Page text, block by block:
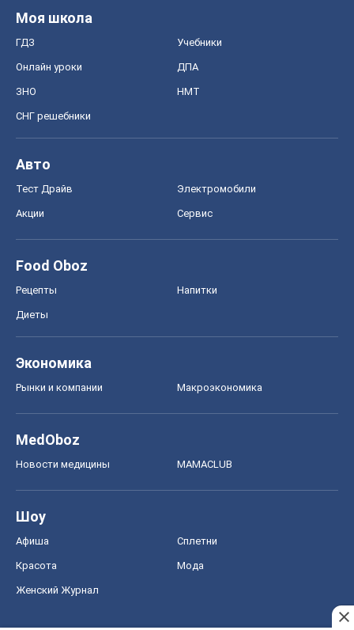
Моя школа
ГДЗ Учебники
Онлайн уроки ДПА
ЗНО НМТ
СНГ решебники
Авто
Тест Драйв Электромобили
Акции Сервис
Food Oboz
Рецепты Напитки
Диеты
Экономика
Рынки и компании Mакроэкономика
MedOboz
Новости медицины MAMACLUB
Шоу
Афиша Сплетни
Красота Мода
Женский Журнал